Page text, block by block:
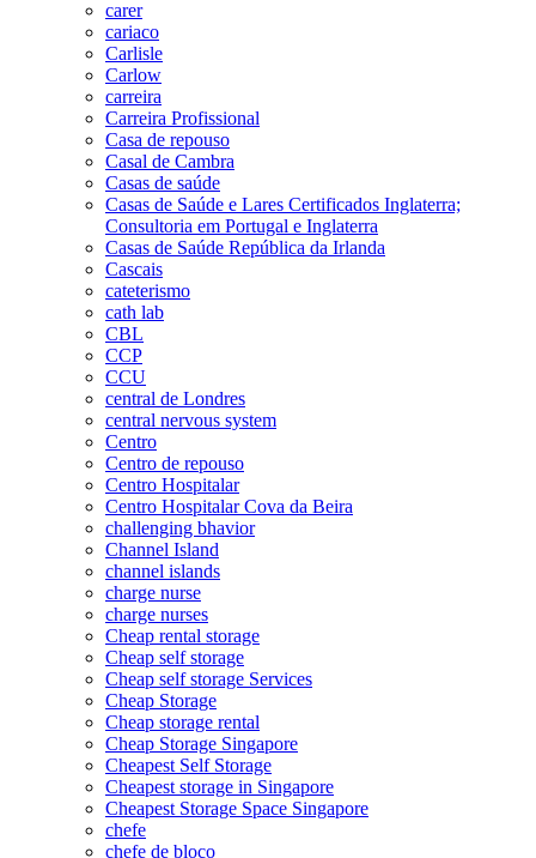
carer
cariaco
Carlisle
Carlow
carreira
Carreira Profissional
Casa de repouso
Casal de Cambra
Casas de saúde
Casas de Saúde e Lares Certificados Inglaterra;
Consultoria em Portugal e Inglaterra
Casas de Saúde República da Irlanda
Cascais
cateterismo
cath lab
CBL
CCP
CCU
central de Londres
central nervous system
Centro
Centro de repouso
Centro Hospitalar
Centro Hospitalar Cova da Beira
challenging bhavior
Channel Island
channel islands
charge nurse
charge nurses
Cheap rental storage
Cheap self storage
Cheap self storage Services
Cheap Storage
Cheap storage rental
Cheap Storage Singapore
Cheapest Self Storage
Cheapest storage in Singapore
Cheapest Storage Space Singapore
chefe
chefe de bloco